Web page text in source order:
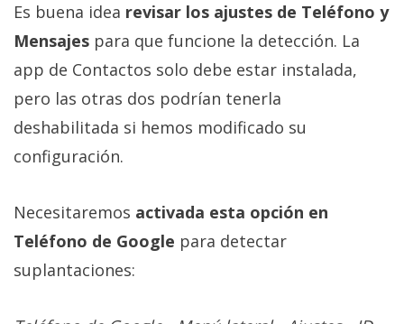
Es buena idea revisar los ajustes de Teléfono y
Mensajes para que funcione la detección. La
app de Contactos solo debe estar instalada,
pero las otras dos podrían tenerla
deshabilitada si hemos modificado su
configuración.
Necesitaremos activada esta opción en
Teléfono de Google para detectar
suplantaciones: